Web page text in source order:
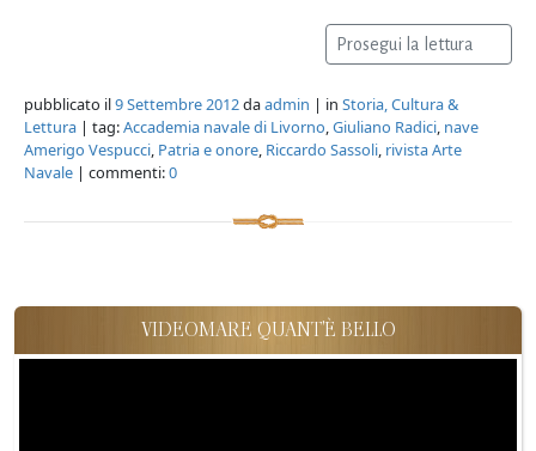
Prosegui la lettura
pubblicato il9 Settembre 2012daadmin | in Storia, Cultura &
Lettura | tag:Accademia navale di Livorno,Giuliano Radici, nave
Amerigo Vespucci, Patria e onore, Riccardo Sassoli, rivista Arte
Navale | commenti:0
VIDEOMARE QUANT'È BELLO